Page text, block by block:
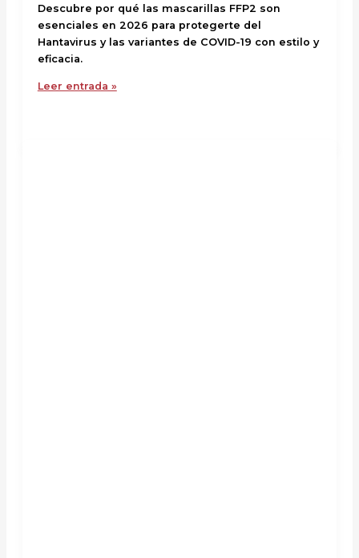
Descubre por qué las mascarillas FFP2 son
esenciales en 2026 para protegerte del
Hantavirus y las variantes de COVID-19 con estilo y
eficacia.
Leer entrada »